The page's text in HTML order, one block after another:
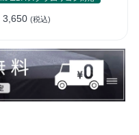
3,650 (税込)